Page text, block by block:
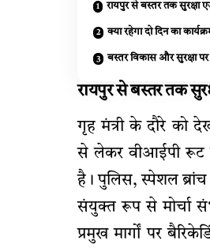
रायपुर से बस्तर तक सुरक्षा
क्या रहेगा दो दिन का
बस्तर विकास और सुरक्षा
रायपुर से बस्तर तक
गृह मंत्री के दौरे को
से लेकर वीआईपी रूट
है। पुलिस, स्पेशल
संयुक्त रूप से मोर्चा
प्रमुख मार्गों पर